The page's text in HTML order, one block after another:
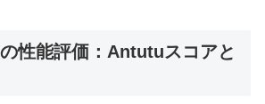
性能評価：Antutuスコアと